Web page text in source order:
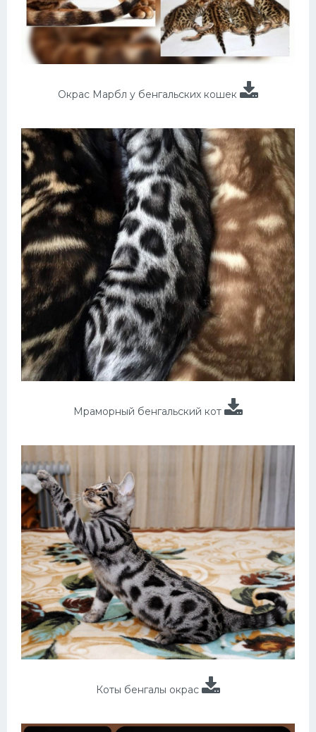
Окрас Марбл у бенгальских кошек
Мраморный бенгальский кот
Коты бенгалы окрас